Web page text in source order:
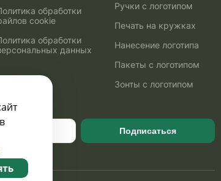
обработки
cookie
обработки
данных
Ручки с логотипом
Печать на кружках
Нанесение логотипа
Пакеты с логотипом
Зонты с логотипом
Подписаться